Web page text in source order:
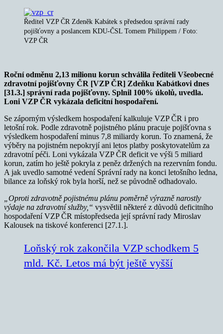
Ředitel VZP ČR Zdeněk Kabátek s předsedou správní rady
pojišťovny a poslancem KDU-ČSL Tomem Philippem / Foto:
VZP ČR
Roční odměnu 2,13 milionu korun schválila řediteli Všeobecné
zdravotní pojišťovny ČR [VZP ČR] Zdeňku Kabátkovi dnes
[31.3.] správní rada pojišťovny. Splnil 100% úkolů, uvedla.
Loni VZP ČR vykázala deficitní hospodaření.
Se záporným výsledkem hospodaření kalkuluje VZP ČR i pro
letošní rok. Podle zdravotně pojistného plánu pracuje pojišťovna s
výsledkem hospodaření minus 7,8 miliardy korun. To znamená, že
výběry na pojistném nepokryjí ani letos platby poskytovatelům za
zdravotní péči. Loni vykázala VZP ČR deficit ve výši 5 miliard
korun, zatím ho ještě pokryla z peněz držených na rezervním fondu.
A jak uvedlo samotné vedení Správní rady na konci letošního ledna,
bilance za loňský rok byla horší, než se původně odhadovalo.
„Oproti zdravotně pojistnému plánu poměrně výrazně narostly
výdaje na zdravotní služby,“ vysvětlil některé z důvodů deficitního
hospodaření VZP ČR místopředseda její správní rady Miroslav
Kalousek na tiskové konferenci [27.1.].
Loňský rok zakončila VZP schodkem 5
mld. Kč. Letos má být ještě vyšší